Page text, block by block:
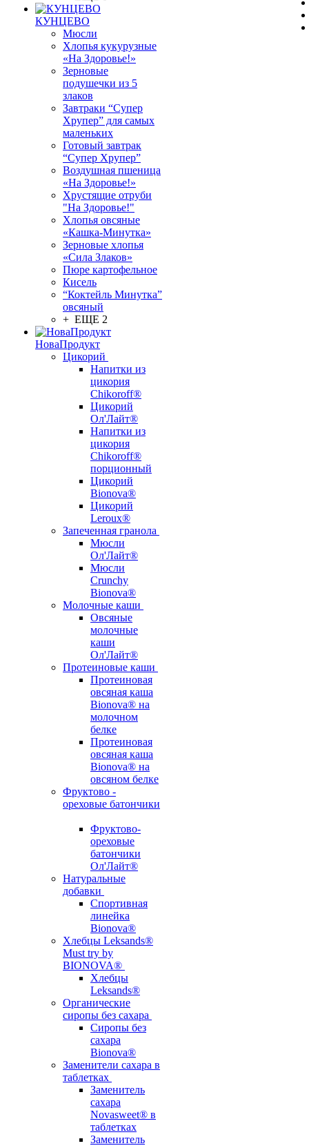
КУНЦЕВО
Мюсли
Хлопья кукурузные
«На Здоровье!»
Зерновые
подушечки из 5
злаков
Завтраки “Супер
Хрупер” для самых
маленьких
Готовый завтрак
“Супер Хрупер”
Воздушная пшеница
«На Здоровье!»
Хрустящие отруби
"На Здоровье!"
Хлопья овсяные
«Кашка-Минутка»
Зерновые хлопья
«Сила Злаков»
Пюре картофельное
Кисель
“Коктейль Минутка”
овсяный
+ ЕЩЕ 2
НоваПродукт
Цикорий
Напитки из
цикория
Chikoroff®
Цикорий
Ол'Лайт®
Напитки из
цикория
Chikoroff®
порционный
Цикорий
Bionova®
Цикорий
Leroux®
Запеченная гранола
Мюсли
Ол'Лайт®
Мюсли
Crunchy
Bionova®
Молочные каши
Овсяные
молочные
каши
Ол'Лайт®
Протеиновые каши
Протеиновая
овсяная каша
Bionova® на
молочном
белке
Протеиновая
овсяная каша
Bionova® на
овсяном белке
Фруктово -
ореховые батончики
Фруктово-
ореховые
батончики
Ол'Лайт®
Натуральные
добавки
Спортивная
линейка
Bionova®
Хлебцы Leksands®
Must try by
BIONOVA®
Хлебцы
Leksands®
Органические
сиропы без сахара
Сиропы без
сахара
Bionova®
Заменители сахара в
таблетках
Заменитель
сахара
Novasweet® в
таблетках
Заменитель